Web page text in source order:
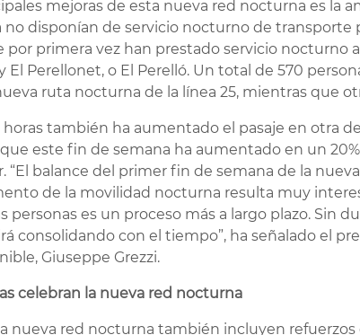
mejoras de esta nueva red nocturna es la
no disponían de servicio nocturno de transporte
por primera vez han prestado servicio nocturno
El Perellonet, o El Perelló. Un total de 570
ruta nocturna de la línea 25, mientras que
horas también ha aumentado el pasaje en otra
este fin de semana ha aumentado en un
“El balance del primer fin de semana de la
de la movilidad nocturna resulta muy
personas es un proceso más a largo plazo. Sin
consolidando con el tiempo”, ha señalado el
Giuseppe Grezzi.
celebran la nueva red nocturna
nueva red nocturna también incluyen refuerzos